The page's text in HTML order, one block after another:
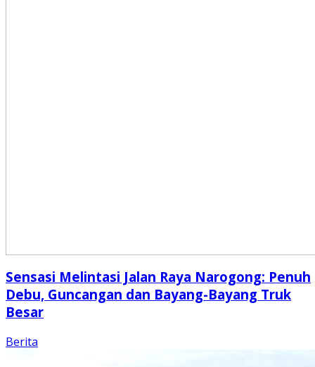
Sensasi Melintasi Jalan Raya Narogong: Penuh
Debu, Guncangan dan Bayang-Bayang Truk
Besar
Berita